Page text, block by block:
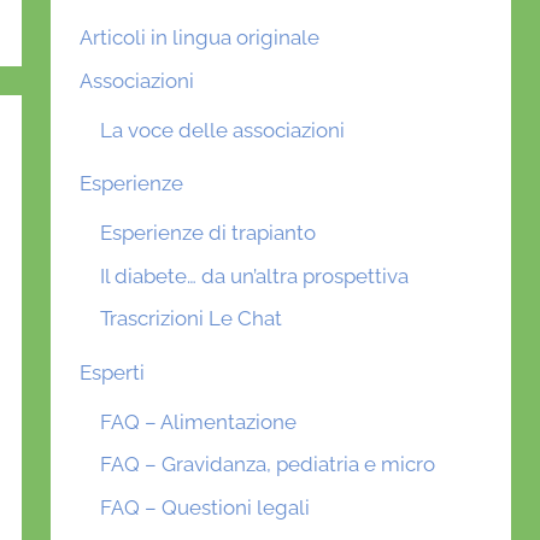
Articoli in lingua originale
Associazioni
La voce delle associazioni
Esperienze
Esperienze di trapianto
Il diabete… da un’altra prospettiva
Trascrizioni Le Chat
Esperti
FAQ – Alimentazione
FAQ – Gravidanza, pediatria e micro
FAQ – Questioni legali